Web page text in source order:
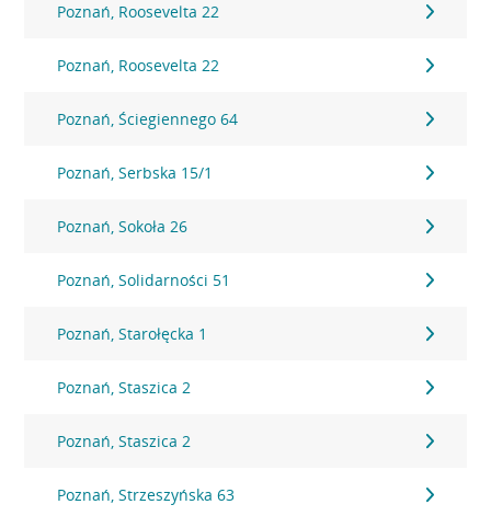
Poznań, Roosevelta 22
Poznań, Roosevelta 22
Poznań, Ściegiennego 64
Poznań, Serbska 15/1
Poznań, Sokoła 26
Poznań, Solidarności 51
Poznań, Starołęcka 1
Poznań, Staszica 2
Poznań, Staszica 2
Poznań, Strzeszyńska 63